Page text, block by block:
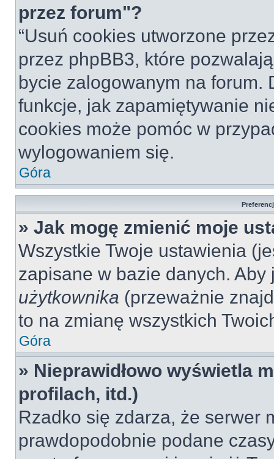
przez forum"?
“Usuń cookies utworzone
przez phpBB3, które
bycie zalogowanym na forum.
funkcje, jak zapamiętywanie
cookies może pomóc w
wylogowaniem się.
Góra
» Jak mogę zmienić moje
Wszystkie Twoje ustawienia
zapisane w bazie danych.
użytkownika (przeważnie
to na zmianę wszystkich
Góra
» Nieprawidłowo wyświetla
profilach, itd.)
Rzadko się zdarza, że serwer
prawdopodobnie podane